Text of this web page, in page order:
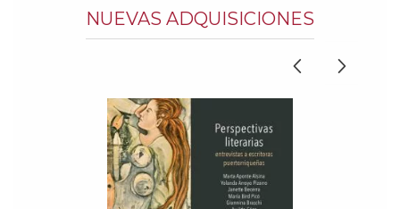
NUEVAS ADQUISICIONES